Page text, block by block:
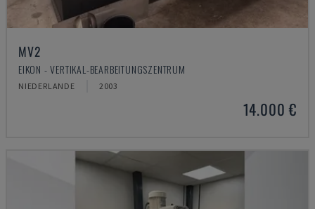
MV2
EIKON - VERTIKAL-BEARBEITUNGSZENTRUM
NIEDERLANDE 2003
14.000 €